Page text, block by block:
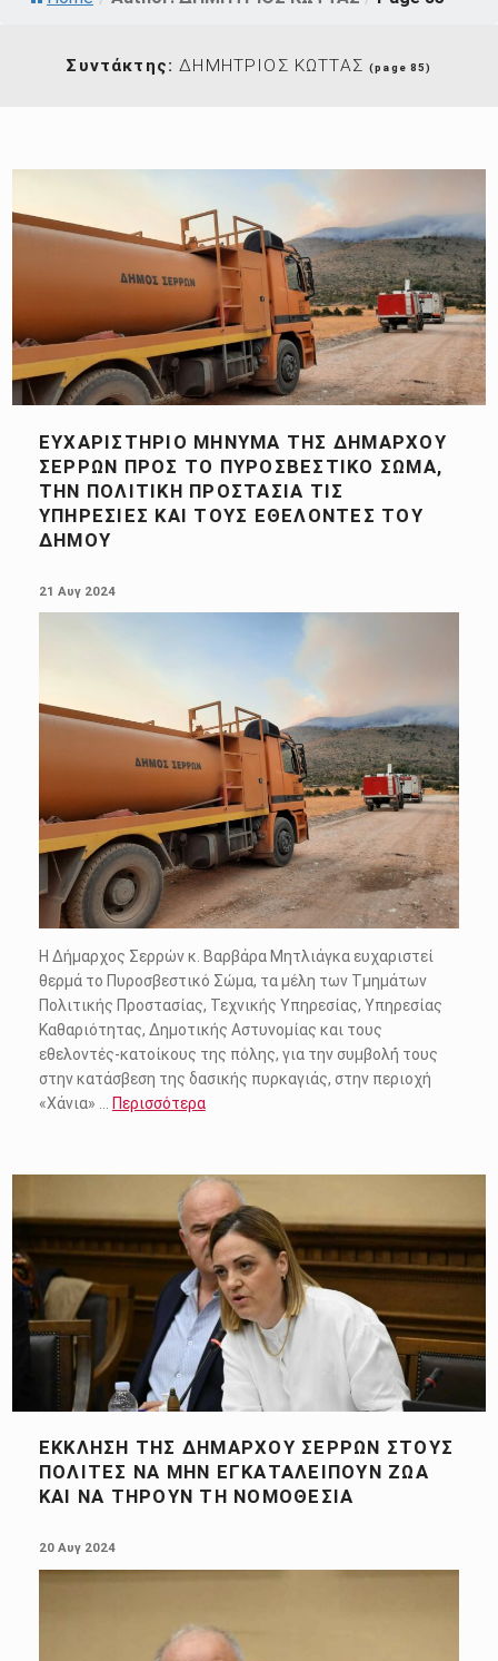
Συντάκτης: ΔΗΜΗΤΡΙΟΣ ΚΩΤΤΑΣ (page 85)
ΕΥΧΑΡΙΣΤΉΡΙΟ ΜΉΝΥΜΑ ΤΗΣ ΔΗΜΆΡΧΟΥ
ΣΕΡΡΏΝ ΠΡΟΣ ΤΟ ΠΥΡΟΣΒΕΣΤΙΚΌ ΣΏΜΑ,
ΤΗΝ ΠΟΛΙΤΙΚΉ ΠΡΟΣΤΑΣΊΑ ΤΙΣ
ΥΠΗΡΕΣΊΕΣ ΚΑΙ ΤΟΥΣ ΕΘΕΛΟΝΤΈΣ ΤΟΥ
ΔΉΜΟΥ
21 Αυγ 2024
Η Δήμαρχος Σερρών κ. Βαρβάρα Μητλιάγκα ευχαριστεί
θερμά το Πυροσβεστικό Σώμα, τα μέλη των Τμημάτων
Πολιτικής Προστασίας, Τεχνικής Υπηρεσίας, Υπηρεσίας
Καθαριότητας, Δημοτικής Αστυνομίας και τους
εθελοντές-κατοίκους της πόλης, για την συμβολή́ τους
στην κατάσβεση της δασικής πυρκαγιάς, στην περιοχή
«Χάνια» …
Περισσότερα
ΈΚΚΛΗΣΗ ΤΗΣ ΔΗΜΆΡΧΟΥ ΣΕΡΡΏΝ ΣΤΟΥΣ
ΠΟΛΊΤΕΣ ΝΑ ΜΗΝ ΕΓΚΑΤΑΛΕΊΠΟΥΝ ΖΏΑ
ΚΑΙ ΝΑ ΤΗΡΟΎΝ ΤΗ ΝΟΜΟΘΕΣΊΑ
20 Αυγ 2024